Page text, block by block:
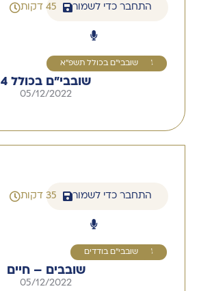
התחבר כדי לשמור 45 דקות
4 שובבי''ם בכולל תשפ"א
שובבי"ם בכולל 4
05/12/2022
התחבר כדי לשמור 35 דקות
4 שובבי"ם בודדים
שובבים – חיים
05/12/2022